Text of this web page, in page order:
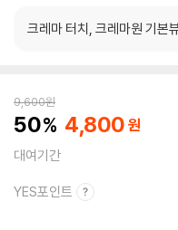
크레마 터치, 크레마원 기본
9,600원
50 4,800
대여기간
YES포인트